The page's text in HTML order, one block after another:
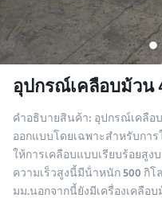
อุปกรณ์เคลือบม้วน
คําอธิบายสินค้า: อุปกรณ์เคลื
ออกแบบโดยเฉพาะสําหรับกา
ให้การเคลือบแบบเรียบร้อยสู
ความเร็วสูงนี้มีน้ําหนัก 500 กิโ
มม.นอกจากนี้ยังมีเครื่องเคลือ